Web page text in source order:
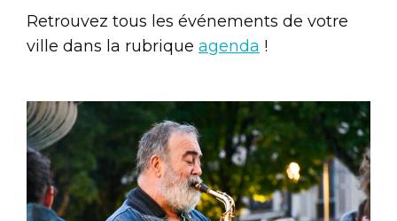
Retrouvez tous les événements de votre
ville dans la rubrique agenda !